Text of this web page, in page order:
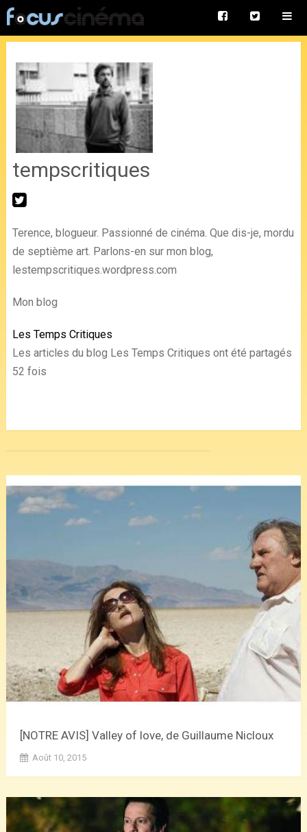
tempscritiques
Terence, blogueur. Passionné de cinéma. Que dis-je, mordu
de septième art. Parlons-en sur mon blog,
lestempscritiques.wordpress.com
Mon blog
Les Temps Critiques
Les articles du blog Les Temps Critiques ont été partagés
52 fois
[NOTRE AVIS] Valley of love, de Guillaume Nicloux
Août 10, 2015